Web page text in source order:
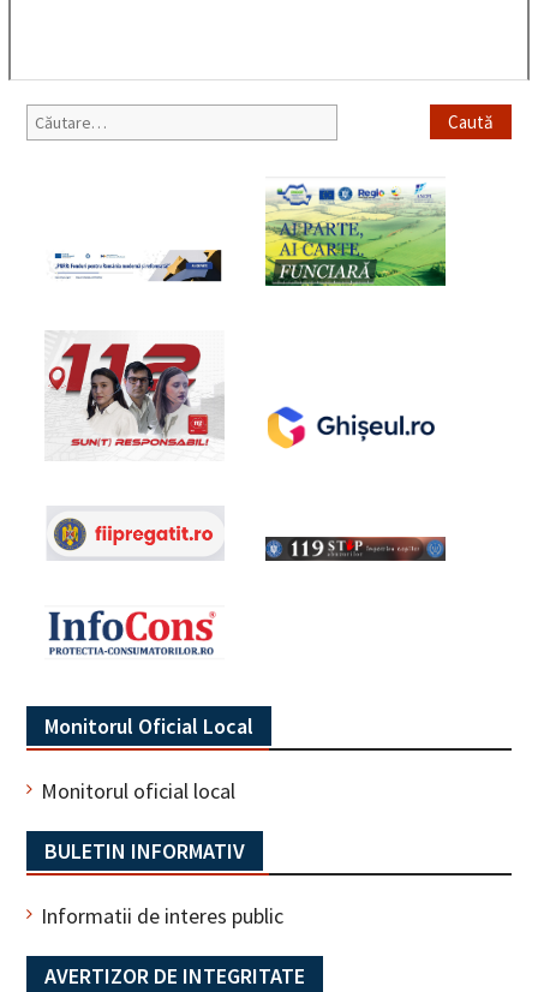
Monitorul Oficial Local
Monitorul oficial local
BULETIN INFORMATIV
Informatii de interes public
AVERTIZOR DE INTEGRITATE